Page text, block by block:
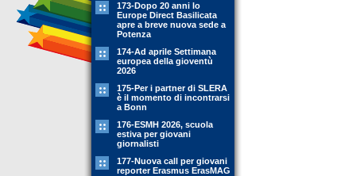
173-Dopo 20 anni lo
Europe Direct Basilicata
apre a breve nuova sede a
Potenza
174-Ad aprile Settimana
europea della gioventù
2026
175-Per i partner di SLERA
è il momento di incontrarsi
a Bonn
176-ESMH 2026, scuola
estiva per giovani
giornalisti
177-Nuova call per giovani
reporter Erasmus ErasMAG